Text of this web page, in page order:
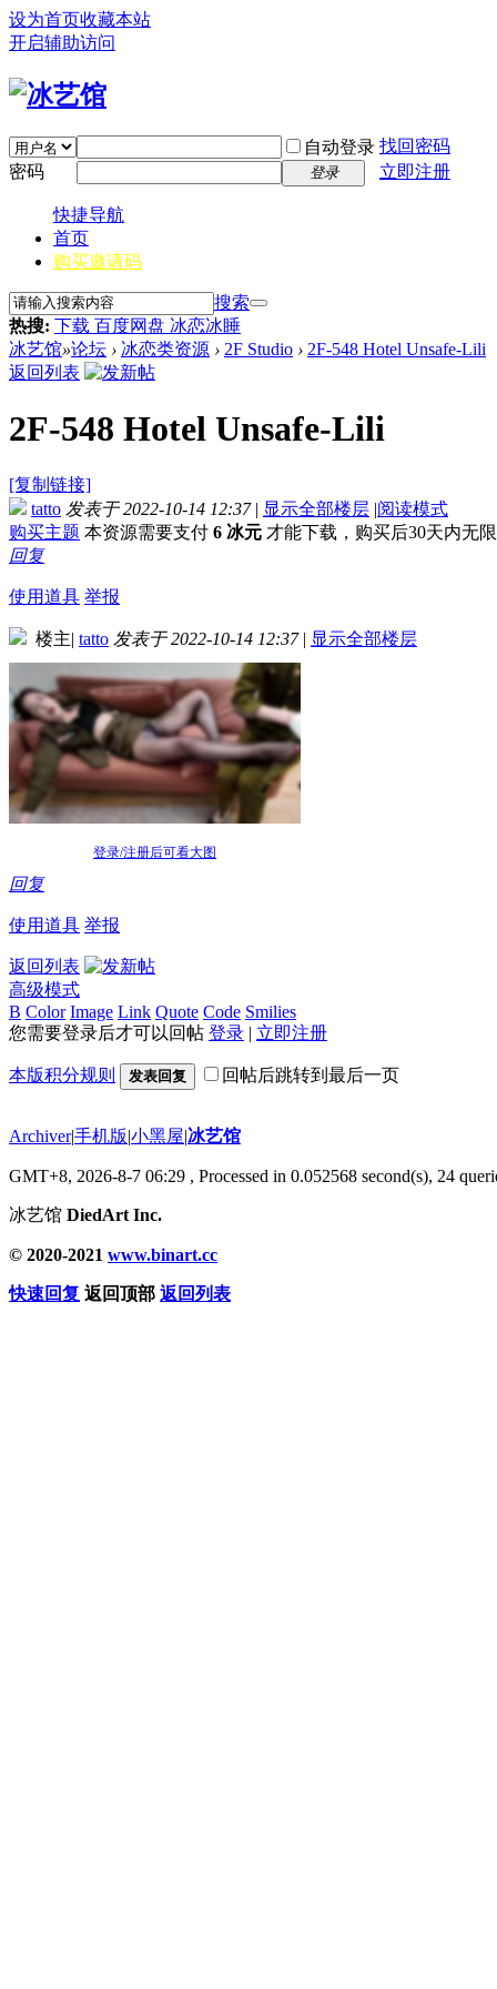
设为首页收藏本站
开启辅助访问
自动登录 找回密码
密码
登录 立即注册
快捷导航
首页
购买邀请码
搜索
热搜: 下载 百度网盘 冰恋冰睡
冰艺馆»论坛 › 冰恋类资源 › 2F Studio › 2F-548 Hotel Unsafe-Lili
返回列表
2F-548 Hotel Unsafe-Lili
[复制链接]
tatto 发表于 2022-10-14 12:37 | 显示全部楼层 |阅读模式
购买主题 本资源需要支付 6 冰元 才能下载，购买后30天内无
回复
使用道具 举报
楼主| tatto 发表于 2022-10-14 12:37 | 显示全部楼层
登录/注册后可看大图
回复
使用道具 举报
返回列表
高级模式
B Color Image Link Quote Code Smilies
您需要登录后才可以回帖 登录 | 立即注册
本版积分规则 发表回复 回帖后跳转到最后一页
Archiver|手机版|小黑屋|冰艺馆
GMT+8, 2026-8-7 06:29 , Processed in 0.052568 second(s), 24
冰艺馆 DiedArt Inc.
© 2020-2021 www.binart.cc
快速回复 返回顶部 返回列表